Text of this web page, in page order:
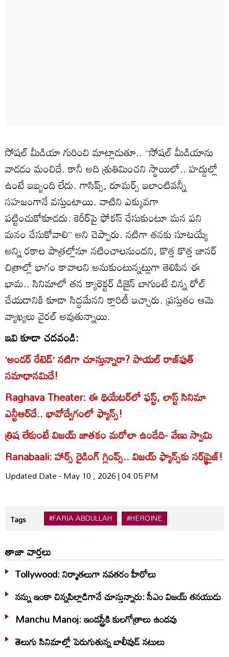
సోషల్‌ మీడియా గురించి మాట్లాడుతూ.. ‘‘సోషల్ మీడియాను
వాడడం మంచిదే. కానీ అది శ్రుతిమించని స్థాయిలో.. హద్దుల్లో
ఉంటే ఇబ్బంది లేదు. గాసిప్స్‌, రూమర్స్‌ ఇలాంటివన్నీ
సహజంగానే వస్తుంటాయి. వాటిని ఎక్కువగా
పట్టించుకోకూడదు. కెరీర్‌పై ఫోకస్‌ చేసుకుంటూ మన పని
మనం చేసుకోవాలి’’ అని చెప్పారు. నటిగా తనకు సూటయ్యే
అన్ని రకాల పాత్రల్లోనూ నటించాలనుందని, కొత్త కొత్త జానర్‌
చిత్రాల్లో భాగం కావాలని అనుకుంటున్నట్లుగా తెలిపిన ఈ
భామ.. సినిమాలో తన క్యారెక్టర్‌ డిజైన్‌ బాగుంటే చిన్న రోల్‌
చేయడానికి కూడా సిద్ధమేనని క్లారిటీ ఇచ్చారు. ప్రస్తుతం ఆమె
వ్యాఖ్యలు వైరల్ అవుతున్నాయి.
ఇవి కూడా చదవండి:
‘అండర్‌ రేటెడ్‌’ నటిగా చూస్తున్నారా? పాయల్ రాజ్‌ఫుత్‌
సమాధానమిదే!
Raghava Theater: ఈ థియేటర్‌లో ఫస్ట్, లాస్ట్ సినిమా
ఎన్టీఆర్‌దే.. భావోద్వేగంలో ఫ్యాన్స్!
త్రిష లేకుంటే విజయ్ జాతకం మరోలా ఉండేది- వేణు స్వామి
Ranabaali: హార్స్ రైడింగ్ గ్లింప్స్.. విజయ్ ఫ్యాన్స్‌కు సర్‌ప్రైజ్!
Updated Date - May 10 , 2026 | 04:05 PM
Tags #FARIA ABDULLAH #HEROINE
తాజా వార్తలు
Tollywood: నిర్మాతలుగా నవతరం హీరోలు
నన్ను ఇంకా చిన్నపిల్లాడిగానే చూస్తున్నారు: సీఎం విజయ్ తనయుడు
Manchu Manoj: ఇండస్ట్రీకి కులగోత్రాలు ఉండవు
తెలుగు సినిమాల్లో పెరుగుతున్న బాలీవుడ్ నటులు